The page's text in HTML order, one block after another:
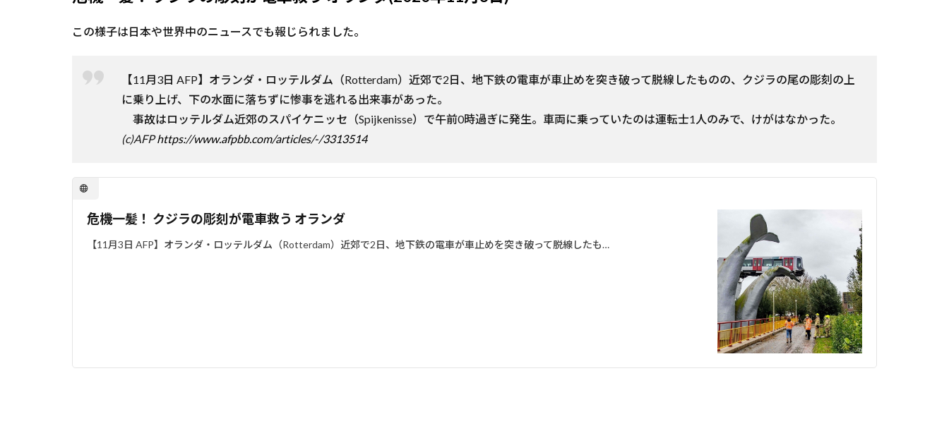
この様子は日本や世界中のニュースでも報じられました。
【11月3日 AFP】オランダ・ロッテルダム（Rotterdam）近郊で2日、地下鉄の電車が車止めを突き破って脱線したものの、クジラの尾の彫刻の上
に乗り上げ、下の水面に落ちずに惨事を逃れる出来事があった。
事故はロッテルダム近郊のスパイケニッセ（Spijkenisse）で午前0時過ぎに発生。車両に乗っていたのは運転士1人のみで、けがはなかった。
(c)AFPhttps://www.afpbb.com/articles/-/3313514
危機一髪！ クジラの彫刻が電車救う オランダ
【11月3日 AFP】オランダ・ロッテルダム（Rotterdam）近郊で2日、地下鉄の電車が車止めを突き破って脱線したも…